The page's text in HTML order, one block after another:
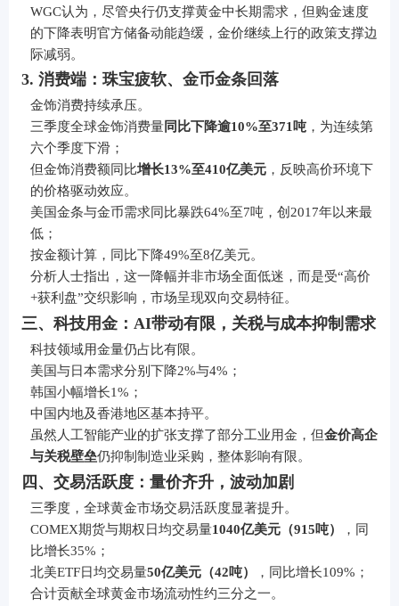
WGC认为，尽管央行仍支撑黄金中长期需求，但购金速度
的下降表明官方储备动能趋缓，金价继续上行的政策支撑边
际减弱。
3. 消费端：珠宝疲软、金币金条回落
金饰消费持续承压。
三季度全球金饰消费量同比下降逾10%至371吨 ，为连续第
六个季度下滑；
但金饰消费额同比增长13%至410亿美元 ，反映高价环境下
的价格驱动效应。
美国金条与金币需求同比暴跌64%至7吨，创2017年以来最
低；
按金额计算，同比下降49%至8亿美元。
分析人士指出，这一降幅并非市场全面低迷，而是受“高价
+获利盘”交织影响，市场呈现双向交易特征。
三、科技用金：AI带动有限，关税与成本抑制需求
科技领域用金量仍占比有限。
美国与日本需求分别下降2%与4%；
韩国小幅增长1%；
中国内地及香港地区基本持平。
虽然人工智能产业的扩张支撑了部分工业用金，但金价高企
与关税壁垒仍抑制制造业采购，整体影响有限。
四、交易活跃度：量价齐升，波动加剧
三季度，全球黄金市场交易活跃度显著提升。
COMEX期货与期权日均交易量1040亿美元（915吨）
，同
比增长35%；
北美ETF日均交易量50亿美元（42吨）
，同比增长109%；
合计贡献全球黄金市场流动性约三分之一。